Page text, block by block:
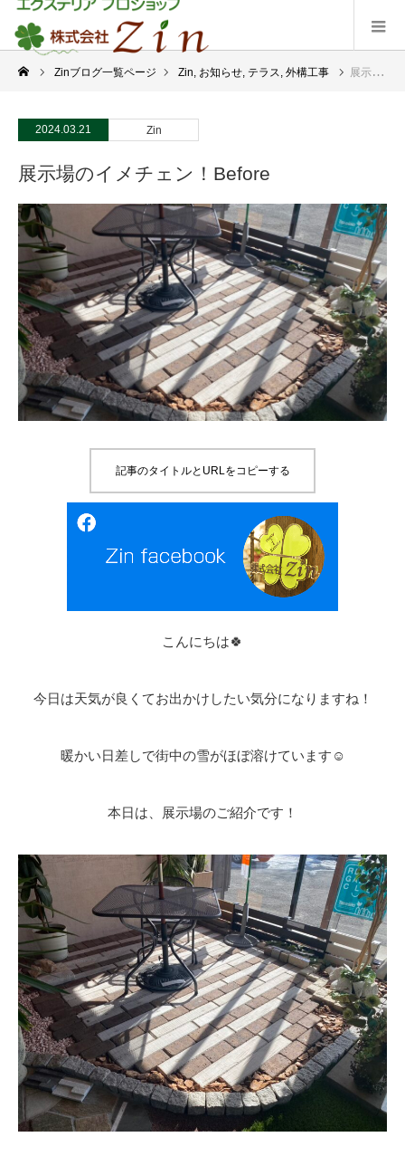
Zinブログ一覧ページ Zin, お知らせ, テラス, 外構工事 展示場のイメチェン！Before
2024.03.21 Zin
展示場のイメチェン！Before
記事のタイトルとURLをコピーする
こんにちは🍀
今日は天気が良くてお出かけしたい気分になりますね！
暖かい日差しで街中の雪がほぼ溶けています☺
本日は、展示場のご紹介です！